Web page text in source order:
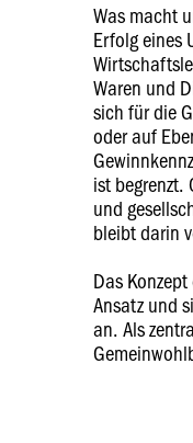
Was macht
Erfolg eines
Waren und
sich für die
oder auf
ist begrenzt.
und
bleibt darin
Das
Ansatz und
an. Als